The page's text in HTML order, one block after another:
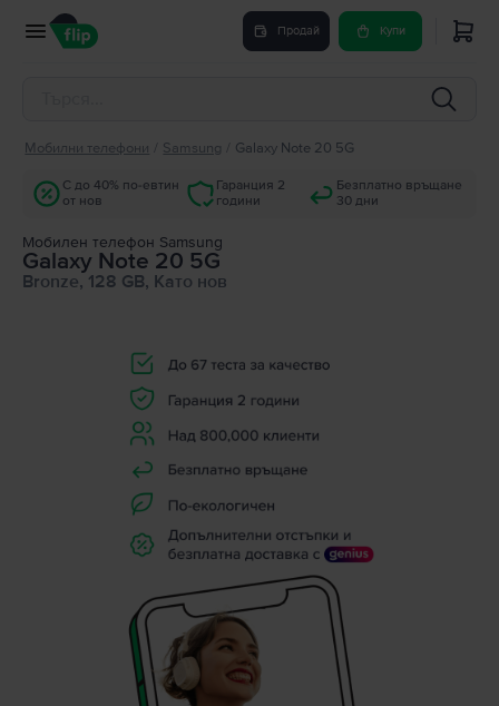
Продай Купи
Мобилни телефони Samsung Galaxy Note 20 5G
С до 40% по-евтин
от нов
Гаранция 2
години
Безплатно връщане
30 дни
Мобилен телефон Samsung
Galaxy Note 20 5G
Bronze, 128 GB, Като нов